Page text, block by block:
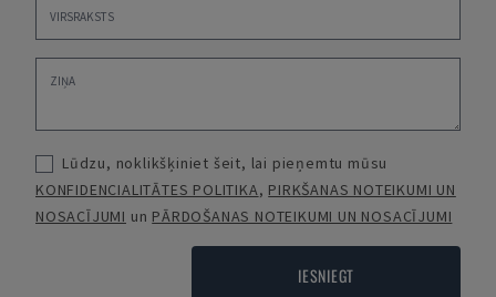
Lūdzu, noklikšķiniet šeit, lai pieņemtu mūsu
KONFIDENCIALITĀTES POLITIKA, PIRKŠANAS NOTEIKUMI UN
NOSACĪJUMI un PĀRDOŠANAS NOTEIKUMI UN NOSACĪJUMI
IESNIEGT